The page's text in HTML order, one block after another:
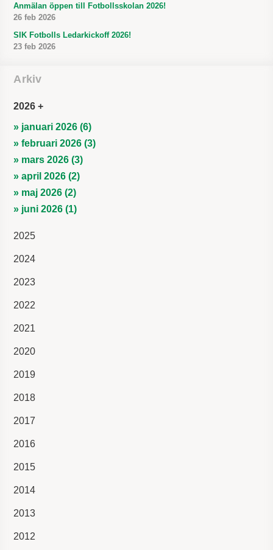
Anmälan öppen till Fotbollsskolan 2026!
26 feb 2026
SIK Fotbolls Ledarkickoff 2026!
23 feb 2026
Arkiv
2026
» januari 2026 (6)
» februari 2026 (3)
» mars 2026 (3)
» april 2026 (2)
» maj 2026 (2)
» juni 2026 (1)
2025
2024
2023
2022
2021
2020
2019
2018
2017
2016
2015
2014
2013
2012